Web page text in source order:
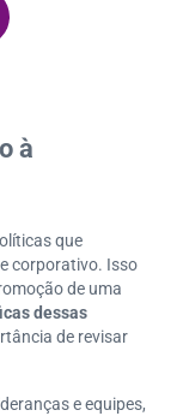
ações relacion
nas empres
à
que
corporativo. Isso
de uma
dessas
de revisar
e equipes,